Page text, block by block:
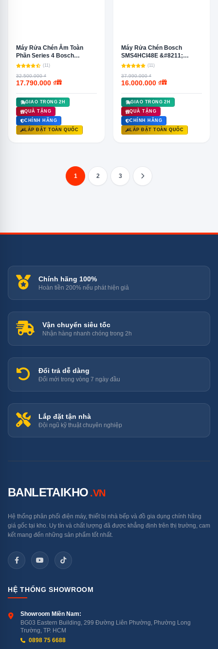
Máy Rửa Chén Âm Toàn
Phần Series 4 Bosch
SPV46MX00E
(11)
32.500.000 ₫
17.790.000 ₫
GIAO TRONG 2H
QUÀ TẶNG
CHÍNH HÃNG
LẮP ĐẶT TOÀN QUỐC
Máy Rửa Chén Bosch
SMS4HCI48E &#8211;
Series 4
(11)
37.990.000 ₫
16.000.000 ₫
GIAO TRONG 2H
QUÀ TẶNG
CHÍNH HÃNG
LẮP ĐẶT TOÀN QUỐC
1 2 3
Chính hãng 100%
Hoàn tiền 200% nếu phát hiện giả
Vận chuyển siêu tốc
Nhận hàng nhanh chóng trong 2h
Đổi trả dễ dàng
Đổi mới trong vòng 7 ngày đầu
Lắp đặt tận nhà
Đội ngũ kỹ thuật chuyên nghiệp
BANLETAIKHO .VN
Hệ thống phân phối điện máy, thiết bị nhà bếp và đồ gia dụng chính hãng
giá gốc tại kho. Uy tín và chất lượng đã được khẳng định trên thị trường, cam
kết mang đến những sản phẩm tốt nhất.
HỆ THỐNG SHOWROOM
Showroom Miền Nam:
BG03 Eastern Building, 299 Đường Liên Phường, Phường Long
Trường, TP. HCM
0898 75 6688